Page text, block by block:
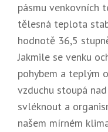
pásmu venkovních
tělesná teplota
hodnotě 36,5
Jakmile se venku
pohybem a teplým
vzduchu stoupá
svléknout a
našem mírném